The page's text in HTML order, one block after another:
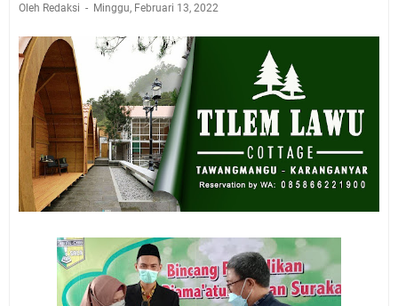
Oleh Redaksi Minggu, Februari 13, 2022